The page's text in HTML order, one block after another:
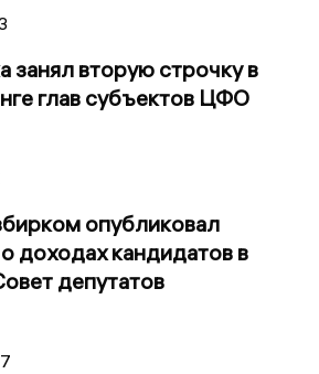
занял вторую строчку в
глав субъектов ЦФО
опубликовал
доходах кандидатов в
депутатов